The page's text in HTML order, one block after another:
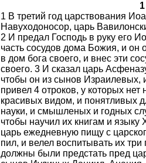
1
1 В третий год царствования
Навуходоносор, царь
2 И предал Господь в руку его
часть сосудов дома Божия, и
в дом бога своего, и внес эти
своего. 3 И сказал царь
чтобы он из сынов Израилевых,
привел 4 отроков, у которых нет
красивых видом, и понятливых
науки, и смышленых и годных
чтобы научил их книгам и
царь ежедневную пищу с
пил, и велел воспитывать их
должны были предстать пред